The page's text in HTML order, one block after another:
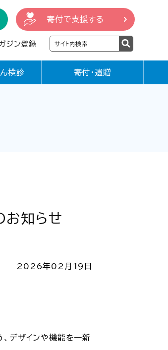
寄付で支援する
ジン登録
検診 寄付・遺贈
お知らせ
2026年02月19日
、デザインや機能を一新